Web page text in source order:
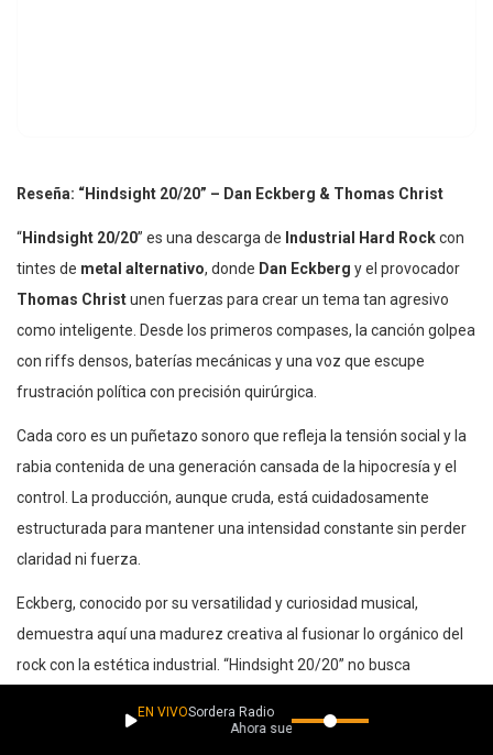
Reseña: “Hindsight 20/20” – Dan Eckberg & Thomas Christ
“Hindsight 20/20” es una descarga de Industrial Hard Rockcon
tintes de metal alternativo, donde Dan Eckberg y el provocador
Thomas Christunen fuerzas para crear un tema tan agresivo
como inteligente. Desde los primeros compases, la canción golpea
con riffs densos, baterías mecánicas y una voz que escupe
frustración política con precisión quirúrgica.
Cada coro es un puñetazo sonoro que refleja la tensión social y la
rabia contenida de una generación cansada de la hipocresía y el
control. La producción, aunque cruda, está cuidadosamente
estructurada para mantener una intensidad constante sin perder
claridad ni fuerza.
Eckberg, conocido por su versatilidad y curiosidad musical,
demuestra aquí una madurez creativa al fusionar lo orgánico del
rock con la estética industrial. “Hindsight 20/20” no busca
declaración sonora de resistencia y reflexión contemporánea.
EN VIVOSordera Radio
Ahora suena